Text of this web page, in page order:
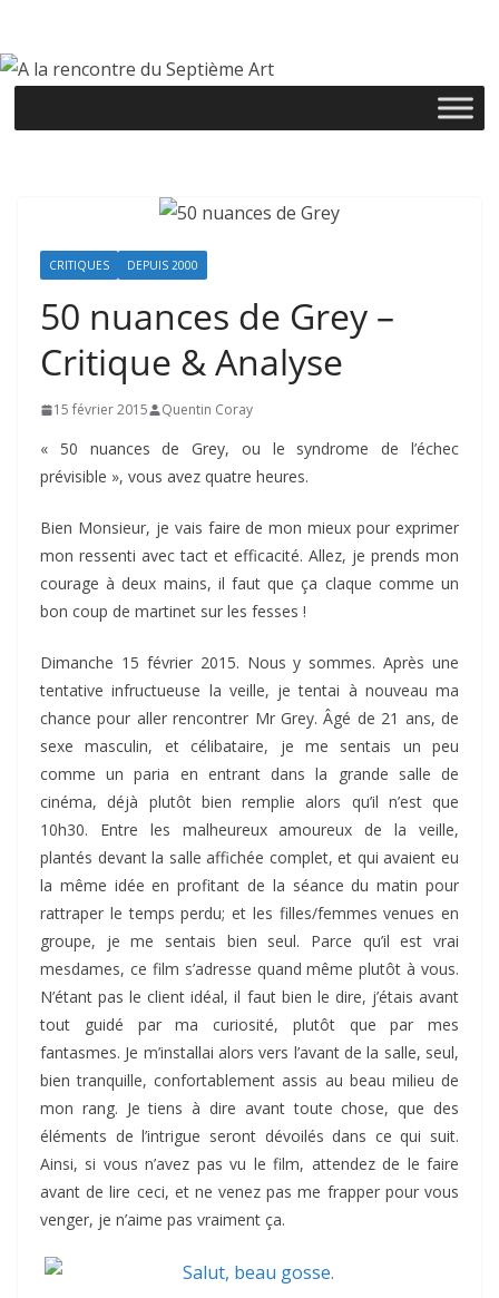
contenu
CRITIQUES DEPUIS 2000
50 nuances de Grey –
Critique & Analyse
15 février 2015 Quentin Coray
« 50 nuances de Grey, ou le syndrome de l’échec
prévisible », vous avez quatre heures.
Bien Monsieur, je vais faire de mon mieux pour exprimer
mon ressenti avec tact et efficacité. Allez, je prends mon
courage à deux mains, il faut que ça claque comme un
bon coup de martinet sur les fesses !
Dimanche 15 février 2015. Nous y sommes. Après une
tentative infructueuse la veille, je tentai à nouveau ma
chance pour aller rencontrer Mr Grey. Âgé de 21 ans, de
sexe masculin, et célibataire, je me sentais un peu
comme un paria en entrant dans la grande salle de
cinéma, déjà plutôt bien remplie alors qu’il n’est que
10h30. Entre les malheureux amoureux de la veille,
plantés devant la salle affichée complet, et qui avaient eu
la même idée en profitant de la séance du matin pour
rattraper le temps perdu; et les filles/femmes venues en
groupe, je me sentais bien seul. Parce qu’il est vrai
mesdames, ce film s’adresse quand même plutôt à vous.
N’étant pas le client idéal, il faut bien le dire, j’étais avant
tout guidé par ma curiosité, plutôt que par mes
fantasmes. Je m’installai alors vers l’avant de la salle, seul,
bien tranquille, confortablement assis au beau milieu de
mon rang. Je tiens à dire avant toute chose, que des
éléments de l’intrigue seront dévoilés dans ce qui suit.
Ainsi, si vous n’avez pas vu le film, attendez de le faire
avant de lire ceci, et ne venez pas me frapper pour vous
venger, je n’aime pas vraiment ça.